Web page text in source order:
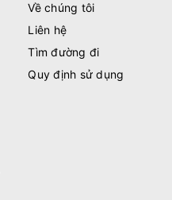
Về chúng tôi
Liên hệ
Tìm đường đi
Quy định sử dụng